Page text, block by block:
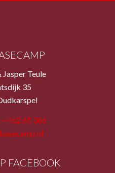
Jasper Teule
35
462 65 366
FACEBOOK